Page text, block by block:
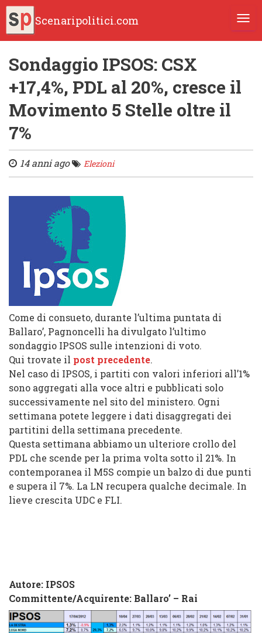
Scenaripolitici.com
Sondaggio IPSOS: CSX
+17,4%, PDL al 20%, cresce il
Movimento 5 Stelle oltre il
7%
14 anni ago Elezioni
Come di consueto, durante l’ultima puntata di
Ballaro’, Pagnoncelli ha divulgato l’ultimo
sondaggio IPSOS sulle intenzioni di voto.
Qui trovate il post precedente.
Nel caso di IPSOS, i partiti con valori inferiori all’1%
sono aggregati alla voce altri e pubblicati solo
successivamente nel sito del ministero. Ogni
settimana potete leggere i dati disaggregati dei
partitini della settimana precedente.
Questa settimana abbiamo un ulteriore crollo del
PDL che scende per la prima volta sotto il 21%. In
contemporanea il M5S compie un balzo di due punti
e supera il 7%. La LN recupera qualche decimale. In
lieve crescita UDC e FLI.
Autore: IPSOS
Committente/Acquirente: Ballaro’ – Rai